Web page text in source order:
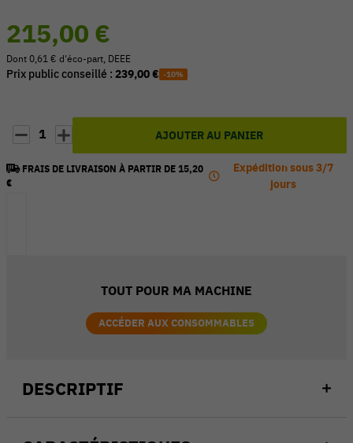
DESCRIPTIF
215,00 €
Dont 0,61 € d'éco-part, DEEE
Prix public conseillé : 239,00 € -10%
1 AJOUTER AU PANIER
FRAIS DE LIVRAISON À PARTIR DE 15,20
€
Expédition sous 3/7
jours
TOUT POUR MA MACHINE
ACCÉDER AUX CONSOMMABLES